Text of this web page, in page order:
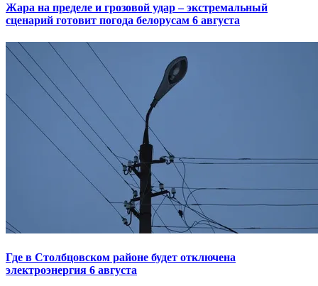
Жара на пределе и грозовой удар – экстремальный
сценарий готовит погода белорусам 6 августа
Где в Столбцовском районе будет отключена
электроэнергия 6 августа